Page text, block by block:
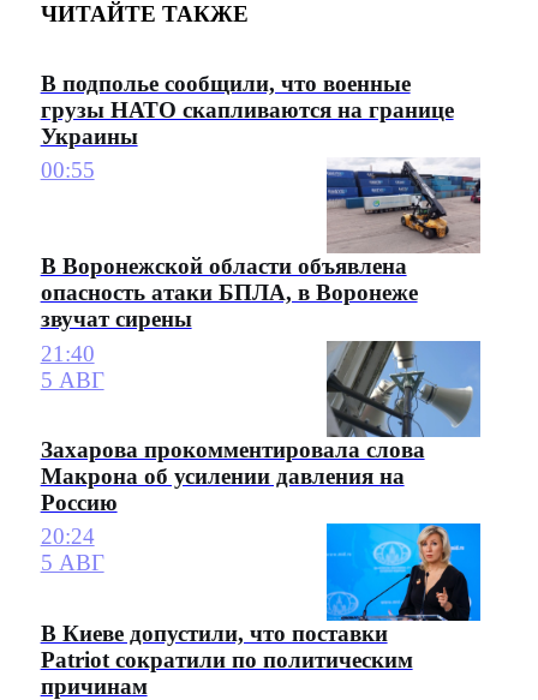
ЧИТАЙТЕ ТАКЖЕ
В подполье сообщили, что военные
грузы НАТО скапливаются на границе
Украины
00:55
В Воронежской области объявлена
опасность атаки БПЛА, в Воронеже
звучат сирены
21:40
5 АВГ
Захарова прокомментировала слова
Макрона об усилении давления на
Россию
20:24
5 АВГ
В Киеве допустили, что поставки
Patriot сократили по политическим
причинам